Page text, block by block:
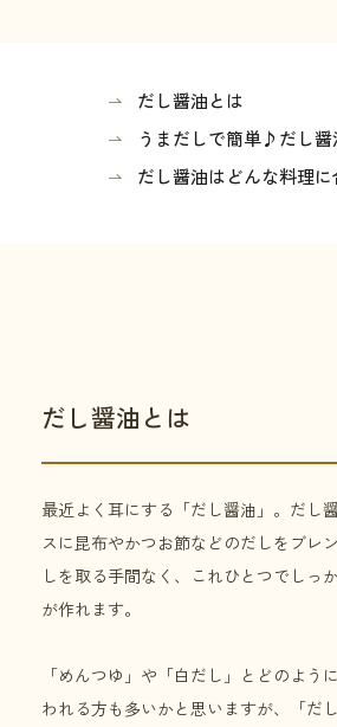
だし醤油とは
うまだしで簡単♪だし醤
だし醤油はどんな料理に
だし醤油とは
最近よく耳にする「だし醤油」。だし
スに昆布やかつお節などのだしをブレ
しを取る手間なく、これひとつでしっ
が作れます。
「めんつゆ」や「白だし」とどのよう
われる方も多いかと思いますが、「だ